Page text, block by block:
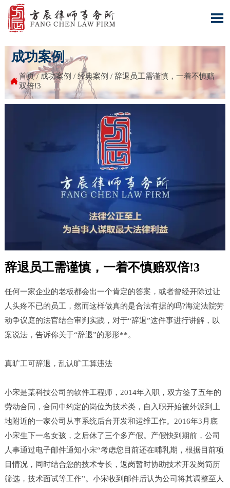

成功案例

首页/成功案例 / 经典案例 / 辞退员工需谨慎，一着不慎赔
双倍!3
辞退员工需谨慎，一着不慎赔双倍!3
任何一家企业的老板都会出一个肯定的答案，或者曾经开除过让
人头疼不已的员工，然而这样做真的是合法有据的吗?海淀法院劳
动争议庭的法官结合审判实践，对于“辞退”这件事进行讲解，以
案说法，告诉你关于“辞退”的形形**。
真旷工可辞退，乱认旷工算违法
小宋是某科技公司的软件工程师，2014年入职，双方签了五年的
劳动合同，合同中约定的岗位为技术类，自入职开始被外派到上
地附近的一家公司从事系统后台开发和运维工作。2016年3月底
小宋生下一名女孩，之后休了三个多产假。产假快到期前，公司
人事通过电子邮件通知小宋“考虑您目前还在哺乳期，根据目前项
目情况，同时结合您的技术专长，返岗暂时协助技术开发岗简历
筛选，技术面试等工作”。小宋收到邮件后认为公司将其调整至人